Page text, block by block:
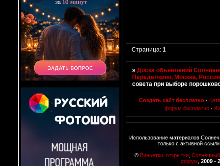
Страница:1
»Доска объявлений
Переделкино, Москва, Россия
совета при выборе
Создать сайт бесплатно ·
форум бесплатно ·
Использование материалов
только с активной
© Виньетки, открытки
форум 2009 -